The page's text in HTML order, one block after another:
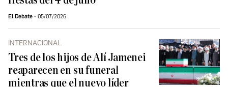
El Debate 05/07/2026
INTERNACIONAL
Tres de los hijos de Alí Jamenei
reaparecen en su funeral
mientras que el nuevo líder